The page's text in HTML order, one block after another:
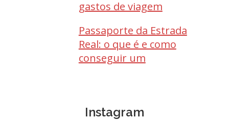
gastos de viagem
Passaporte da Estrada
Real: o que é e como
conseguir um
Instagram